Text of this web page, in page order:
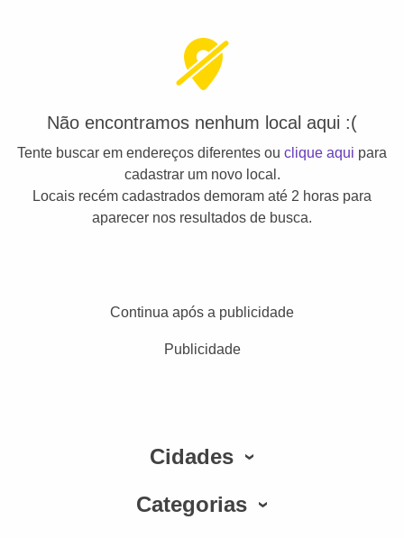
Não encontramos nenhum local aqui :(
Tente buscar em endereços diferentes ou clique aqui para
cadastrar um novo local.
Locais recém cadastrados demoram até 2 horas para
aparecer nos resultados de busca.
Continua após a publicidade
Publicidade
Cidades
Categorias